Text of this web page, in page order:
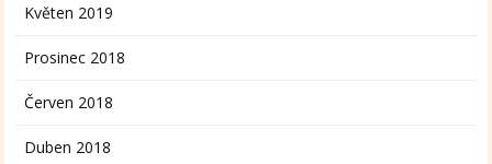
Květen 2019
Prosinec 2018
Červen 2018
Duben 2018